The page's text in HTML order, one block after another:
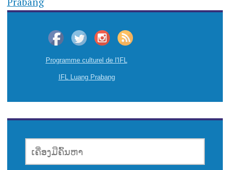
Programme culturel de l'IFL
IFL Luang Prabang
ຄົ້ນຫາ